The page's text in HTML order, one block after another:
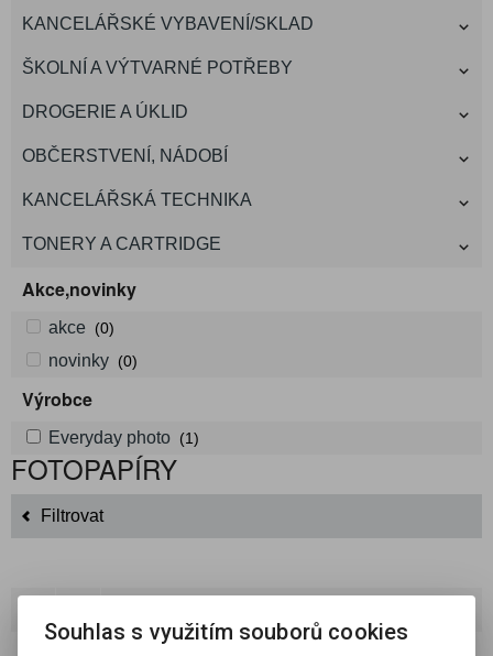
KANCELÁŘSKÉ VYBAVENÍ/SKLAD
ŠKOLNÍ A VÝTVARNÉ POTŘEBY
DROGERIE A ÚKLID
OBČERSTVENÍ, NÁDOBÍ
KANCELÁŘSKÁ TECHNIKA
TONERY A CARTRIDGE
Akce,novinky
akce (0)
novinky (0)
Výrobce
Everyday photo (1)
FOTOPAPÍRY
Filtrovat
Souhlas s využitím souborů cookies